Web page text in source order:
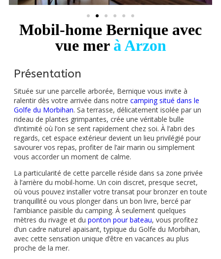
Mobil-home Bernique avec
vue mer à Arzon
Présentation
Située sur une parcelle arborée, Bernique vous invite à
ralentir dès votre arrivée dans notre camping situé dans le
Golfe du Morbihan. Sa terrasse, délicatement isolée par un
rideau de plantes grimpantes, crée une véritable bulle
d’intimité où l’on se sent rapidement chez soi. À l’abri des
regards, cet espace extérieur devient un lieu privilégié pour
savourer vos repas, profiter de l’air marin ou simplement
vous accorder un moment de calme.
La particularité de cette parcelle réside dans sa zone privée
à l’arrière du mobil-home. Un coin discret, presque secret,
où vous pouvez installer votre transat pour bronzer en toute
tranquillité ou vous plonger dans un bon livre, bercé par
l’ambiance paisible du camping. À seulement quelques
mètres du rivage et du ponton pour bateau, vous profitez
d’un cadre naturel apaisant, typique du Golfe du Morbihan,
avec cette sensation unique d’être en vacances au plus
proche de la mer.